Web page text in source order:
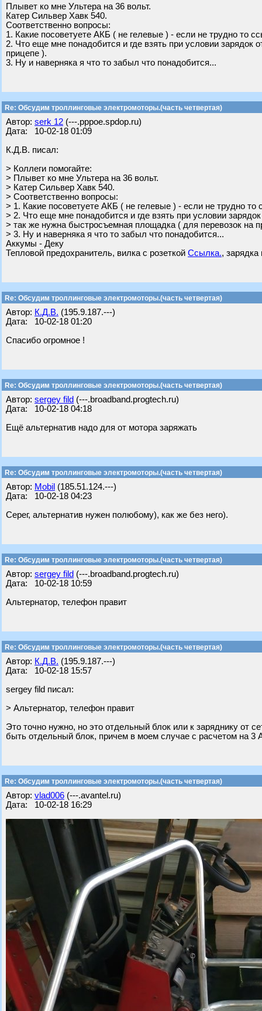
Плывет ко мне Ультера на 36 вольт.
Катер Сильвер Хавк 540.
Соответственно вопросы:
1. Какие посоветуете АКБ ( не гелевые ) - если не трудно то
2. Что еще мне понадобится и где взять при условии
прицепе ).
3. Ну и наверняка я что то забыл что понадобится...
Re: Обсудим троллинговые электромоторы.(часть четвертая)
Автор: serk 12 (---.pppoe.spdop.ru)
Дата: 10-02-18 01:09
К.Д.В. писал:
> Коллеги помогайте:
> Плывет ко мне Ультера на 36 вольт.
> Катер Сильвер Хавк 540.
> Соответственно вопросы:
> 1. Какие посоветуете АКБ ( не гелевые ) - если не трудно то
> 2. Что еще мне понадобится и где взять при условии
> так же нужна быстросъемная площадка ( для перевозок на
> 3. Ну и наверняка я что то забыл что понадобится...
Аккумы - Деку
Тепловой предохранитель, вилка с розеткой Ссылка.,
Re: Обсудим троллинговые электромоторы.(часть четвертая)
Автор: К.Д.В. (195.9.187.---)
Дата: 10-02-18 01:20
Спасибо огромное !
Re: Обсудим троллинговые электромоторы.(часть четвертая)
Автор: sergey fild (---.broadband.progtech.ru)
Дата: 10-02-18 04:18
Ещё альтернатив надо для от мотора заряжать
Re: Обсудим троллинговые электромоторы.(часть четвертая)
Автор: Mobil (185.51.124.---)
Дата: 10-02-18 04:23
Серег, альтернатив нужен полюбому), как же без него).
Re: Обсудим троллинговые электромоторы.(часть четвертая)
Автор: sergey fild (---.broadband.progtech.ru)
Дата: 10-02-18 10:59
Альтернатор, телефон правит
Re: Обсудим троллинговые электромоторы.(часть четвертая)
Автор: К.Д.В. (195.9.187.---)
Дата: 10-02-18 15:57
sergey fild писал:
> Альтернатор, телефон правит
Это точно нужно, но это отдельный блок или к заряднику от
быть отдельный блок, причем в моем случае с расчетом на 3
Re: Обсудим троллинговые электромоторы.(часть четвертая)
Автор: vlad006 (---.avantel.ru)
Дата: 10-02-18 16:29